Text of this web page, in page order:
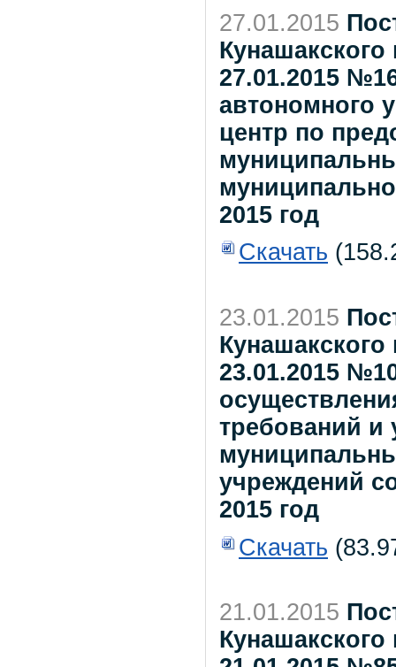
27.01.2015
27.01.2015
автономного
центр по
2015 год
Скачать
23.01.2015
23.01.2015
требований и
учреждений
2015 год
Скачать
21.01.2015